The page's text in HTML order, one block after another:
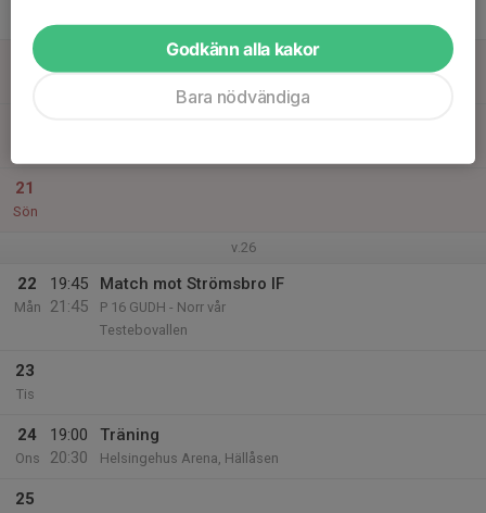
19
21
Sön
v.26
22
Mån
19:45
21:45
Match mot Strömsbro IF
P 16 GUDH - Norr vår
Testebovallen
23
Tis
24
Ons
19:00
20:30
Träning
Helsingehus Arena, Hällåsen
25
Godkänn alla kakor
Bara nödvändiga